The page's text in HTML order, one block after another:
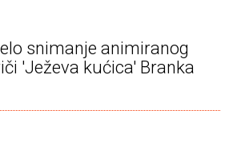
snimanje animiranog
'Ježeva kućica' Branka